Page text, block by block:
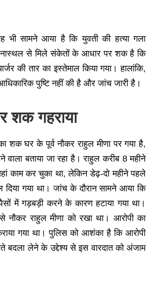
भी सामने आया है कि युवती की हत्या गला
से मिले संकेतों के आधार पर शक है कि
की तार का इस्तेमाल किया गया। हालांकि,
पुष्टि नहीं की है और जांच जारी है।
शक गहराया
शक घर के पूर्व नौकर राहुल मीणा पर गया है,
वाला बताया जा रहा है। राहुल करीब 8 महीने
काम कर चुका था, लेकिन डेढ़-दो महीने पहले
दिया गया था। जांच के दौरान सामने आया कि
में गड़बड़ी करने के कारण हटाया गया था।
नौकर राहुल मीणा को रखा था। आरोपी का
गया था। पुलिस को आशंका है कि आरोपी
बदला लेने के उद्देश्य से इस वारदात को अंजाम